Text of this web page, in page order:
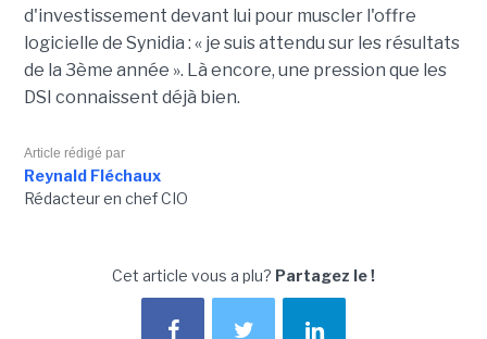
d'investissement devant lui pour muscler l'offre
logicielle de Synidia : « je suis attendu sur les résultats
de la 3ème année ». Là encore, une pression que les
DSI connaissent déjà bien.
Article rédigé par
Reynald Fléchaux
Rédacteur en chef CIO
Cet article vous a plu? Partagez le !